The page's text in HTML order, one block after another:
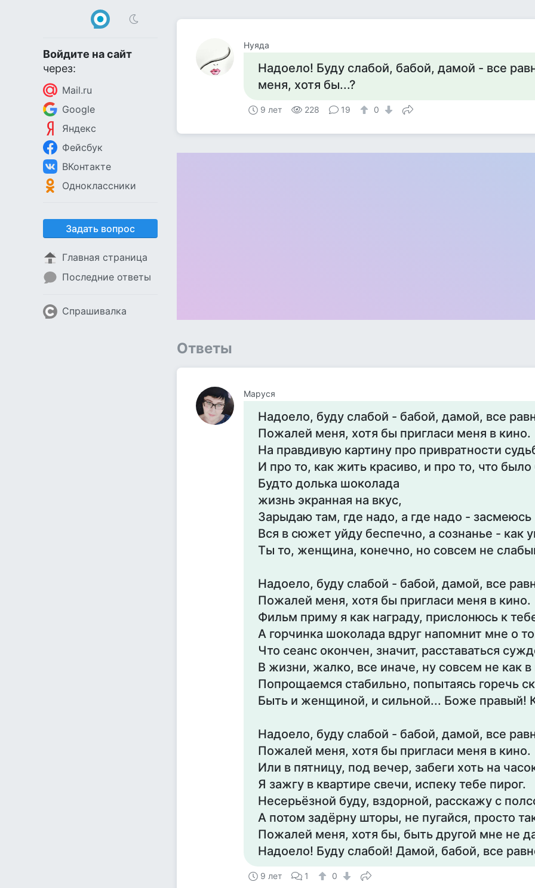
Войдите на сайт
через:
Mail.ru
Google
Яндекс
Фейсбук
ВКонтакте
Одноклассники
Задать вопрос
Главная страница
Последние ответы
Спрашивалка
Нуяда
Надоело! Буду слабой, бабой, дамой - все
меня, хотя бы...?
9 лет 228 19 0
Ответы
Маруся
Надоело, буду слабой - бабой, дамой, все
Пожалей меня, хотя бы пригласи меня в кино.
На правдивую картину про привратности
И про то, как жить красиво, и про то, что
Будто долька шоколада
жизнь экранная на вкус,
Зарыдаю там, где надо, а где надо - засмеюсь
Вся в сюжет уйду беспечно, а сознанье - как
Ты то, женщина, конечно, но совсем не
Надоело, буду слабой - бабой, дамой, все
Пожалей меня, хотя бы пригласи меня в кино.
Фильм приму я как награду, прислонюсь к
А горчинка шоколада вдруг напомнит мне о
Что сеанс окончен, значит, расставаться
В жизни, жалко, все иначе, ну совсем не как в
Попрощаемся стабильно, попытаясь горечь
Быть и женщиной, и сильной... Боже правый!
Надоело, буду слабой - бабой, дамой, все
Пожалей меня, хотя бы пригласи меня в кино.
Или в пятницу, под вечер, забеги хоть на
Я зажгу в квартире свечи, испеку тебе пирог.
Несерьёзной буду, вздорной, расскажу с
А потом задёрну шторы, не пугайся, просто
Пожалей меня, хотя бы, быть другой мне не
Надоело! Буду слабой! Дамой, бабой, все
9 лет 1 0